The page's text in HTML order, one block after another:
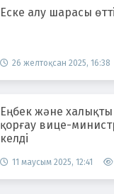
Еске алу шарасы өтті
26 желтоқсан 2025, 16:38
Еңбек және халықты
қорғау вице-
келді
11 маусым 2025, 12:41